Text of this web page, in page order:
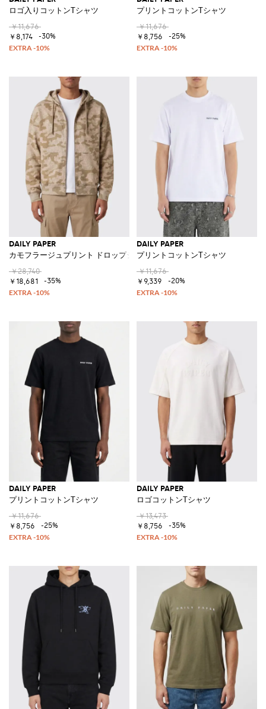
ロゴ入りコットンTシャツ
￥11,676
￥8,174
-30%
プリントコットンTシャツ
￥11,676
￥8,756
-25%
DAILY PAPER
カモフラージュプリント ドロップショルダー コットンジップフーディ
￥28,740
￥18,681
-35%
DAILY PAPER
プリントコットンTシャツ
￥11,676
￥9,339
-20%
DAILY PAPER
プリントコットンTシャツ
￥11,676
￥8,756
-25%
DAILY PAPER
ロゴコットンTシャツ
￥13,473
￥8,756
-35%